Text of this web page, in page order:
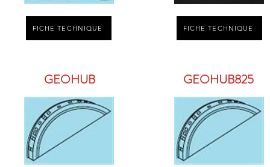
FICHE TECHNIQUE FICHE TECHNIQUE
GEOHUB GEOHUB825